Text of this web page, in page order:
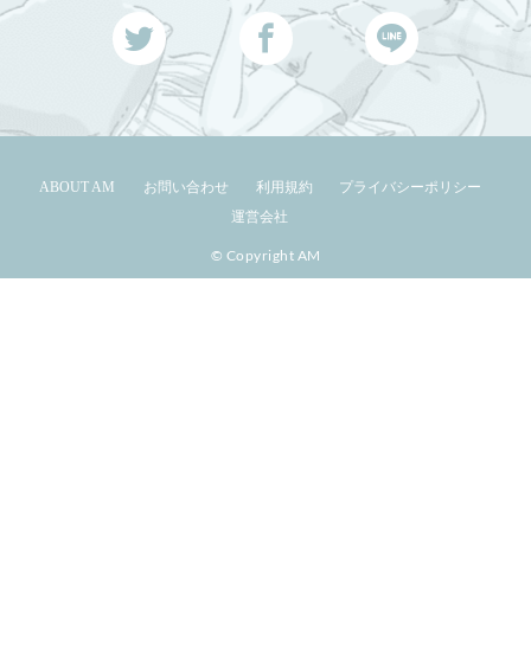
ABOUT AM お問い合わせ 利用規約
プライバシーポリシー
運営会社
© Copyright AM